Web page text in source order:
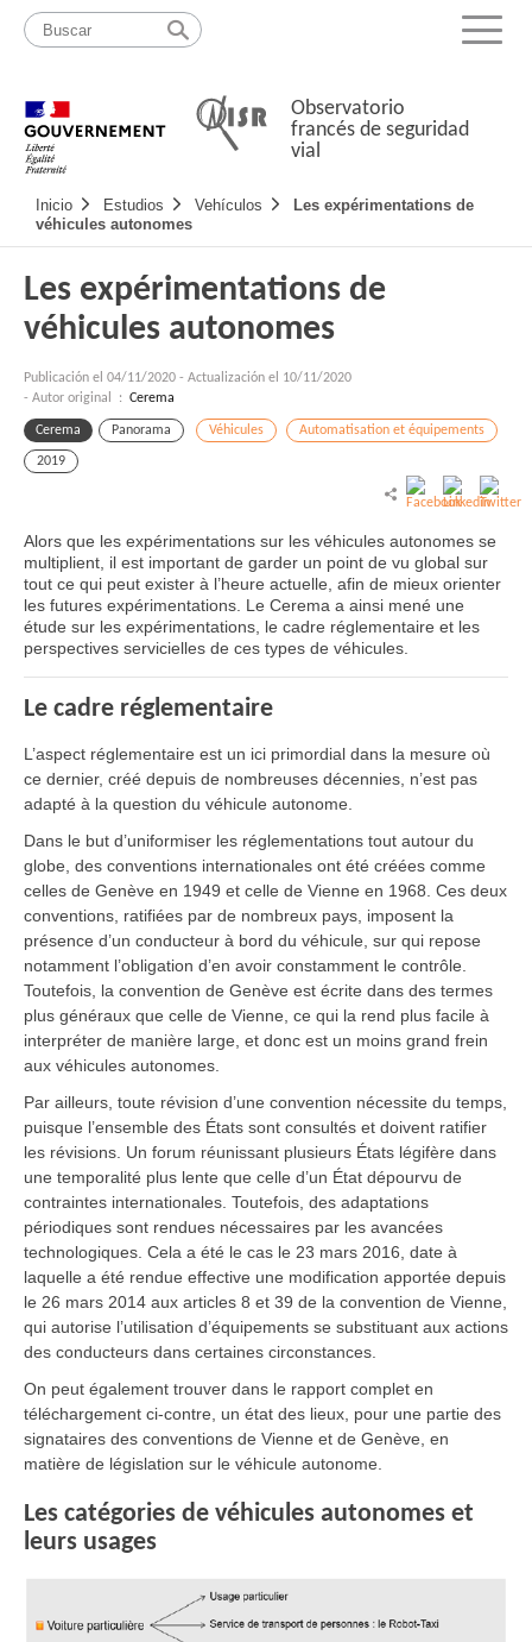
Pasar
contenido
Mapa
web
Menu
Observatorio
francés de seguridad
vial
Navigation
principale
Inicio Estudios Vehículos
Les expérimentations de
véhicules autonomes
Les expérimentations de
véhicules autonomes
Publicación el 04/11/2020 - Actualización el 10/11/2020
- Autor original : Cerema
Cerema Panorama Véhicules Automatisation et équipements
2019
Alors que les expérimentations sur les véhicules autonomes se
multiplient, il est important de garder un point de vu global sur
tout ce qui peut exister à l’heure actuelle, afin de mieux orienter
les futures expérimentations. Le Cerema a ainsi mené une
étude sur les expérimentations, le cadre réglementaire et les
perspectives servicielles de ces types de véhicules.
Le cadre réglementaire
L’aspect réglementaire est un ici primordial dans la mesure où
ce dernier, créé depuis de nombreuses décennies, n’est pas
adapté à la question du véhicule autonome.
Dans le but d’uniformiser les réglementations tout autour du
globe, des conventions internationales ont été créées comme
celles de Genève en 1949 et celle de Vienne en 1968. Ces deux
conventions, ratifiées par de nombreux pays, imposent la
présence d’un conducteur à bord du véhicule, sur qui repose
notamment l’obligation d’en avoir constamment le contrôle.
Toutefois, la convention de Genève est écrite dans des termes
plus généraux que celle de Vienne, ce qui la rend plus facile à
interpréter de manière large, et donc est un moins grand frein
aux véhicules autonomes.
Par ailleurs, toute révision d’une convention nécessite du temps,
puisque l’ensemble des États sont consultés et doivent ratifier
les révisions. Un forum réunissant plusieurs États légifère dans
une temporalité plus lente que celle d’un État dépourvu de
contraintes internationales. Toutefois, des adaptations
périodiques sont rendues nécessaires par les avancées
technologiques. Cela a été le cas le 23 mars 2016, date à
laquelle a été rendue effective une modification apportée depuis
le 26 mars 2014 aux articles 8 et 39 de la convention de Vienne,
qui autorise l’utilisation d’équipements se substituant aux actions
des conducteurs dans certaines circonstances.
On peut également trouver dans le rapport complet en
téléchargement ci-contre, un état des lieux, pour une partie des
signataires des conventions de Vienne et de Genève, en
matière de législation sur le véhicule autonome.
Les catégories de véhicules autonomes et
leurs usages